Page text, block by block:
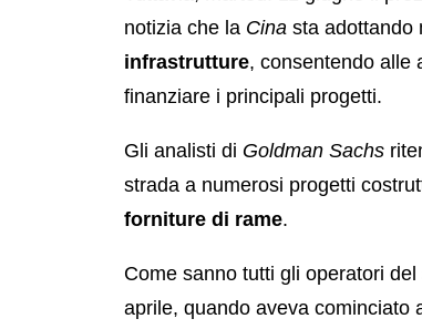
notizia che la Cina sta adottando
infrastrutture, consentendo alle
finanziare i principali progetti.
Gli analisti di Goldman Sachs
strada a numerosi progetti
forniture di rame.
Come sanno tutti gli operatori
aprile, quando aveva cominciato